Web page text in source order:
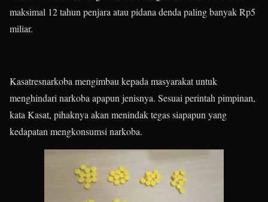
maksimal 12 tahun penjara atau pidana denda paling banyak Rp5
miliar.
Kasatresnarkoba mengimbau kepada masyarakat untuk
menghindari narkoba apapun jenisnya. Sesuai perintah pimpinan,
kata Kasat, pihaknya akan menindak tegas siapapun yang
kedapatan mengkonsumsi narkoba.